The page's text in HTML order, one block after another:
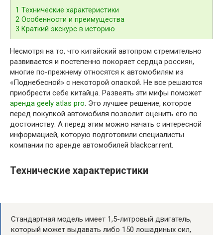
1 Технические характеристики
2 Особенности и преимущества
3 Краткий экскурс в историю
Несмотря на то, что китайский автопром стремительно
развивается и постепенно покоряет сердца россиян,
многие по-прежнему относятся к автомобилям из
«Поднебесной» с некоторой опаской. Не все решаются
приобрести себе китайца. Развеять эти мифы поможет
аренда geely atlas pro. Это лучшее решение, которое
перед покупкой автомобиля позволит оценить его по
достоинству. А перед этим можно начать с интересной
информацией, которую подготовили специалисты
компании по аренде автомобилей blackcar.rent.
Технические характеристики
Стандартная модель имеет 1,5-литровый двигатель,
который может выдавать либо 150 лошадиных сил,